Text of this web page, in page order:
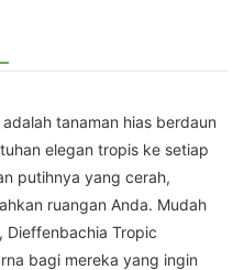
tanaman hias berdaun
elegan tropis ke setiap
putihnya yang cerah,
ruangan Anda. Mudah
Dieffenbachia Tropic
bagi mereka yang ingin